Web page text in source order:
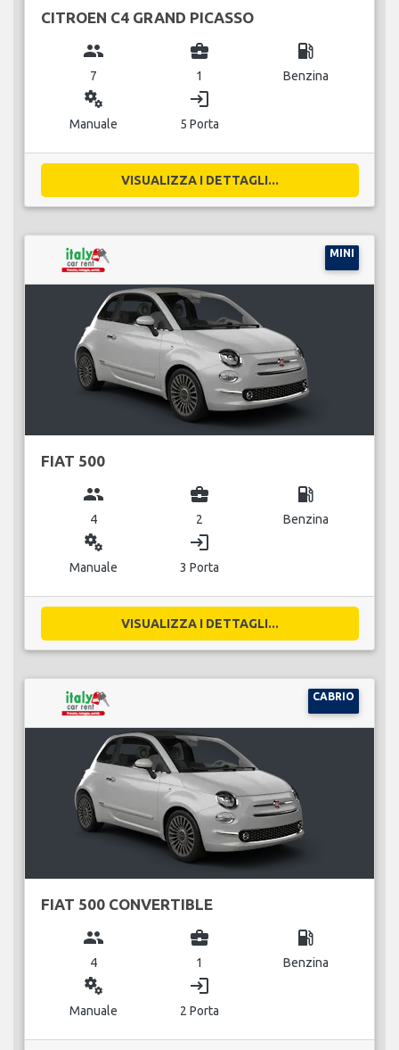
CITROEN C4 GRAND PICASSO
group
7
business_center
1
local_gas_station
Benzina
miscellaneous_services
Manuale
login
5 Porta
VISUALIZZA I DETTAGLI...
MINI
FIAT 500
group
4
business_center
2
local_gas_station
Benzina
miscellaneous_services
Manuale
login
3 Porta
VISUALIZZA I DETTAGLI...
CABRIO
FIAT 500 CONVERTIBLE
group
4
business_center
1
local_gas_station
Benzina
miscellaneous_services
Manuale
login
2 Porta